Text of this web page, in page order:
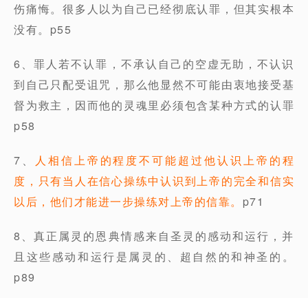
伤痛悔。很多人以为自己已经彻底认罪，但其实根本
没有。p55
6、罪人若不认罪，不承认自己的空虚无助，不认识
到自己只配受诅咒，那么他显然不可能由衷地接受基
督为救主，因而他的灵魂里必须包含某种方式的认罪
p58
7、 人相信上帝的程度不可能超过他认识上帝的程
度，只有当人在信心操练中认识到上帝的完全和信实
以后，他们才能进一步操练对上帝的信靠。 p71
8、真正属灵的恩典情感来自圣灵的感动和运行，并
且这些感动和运行是属灵的、超自然的和神圣的。
p89